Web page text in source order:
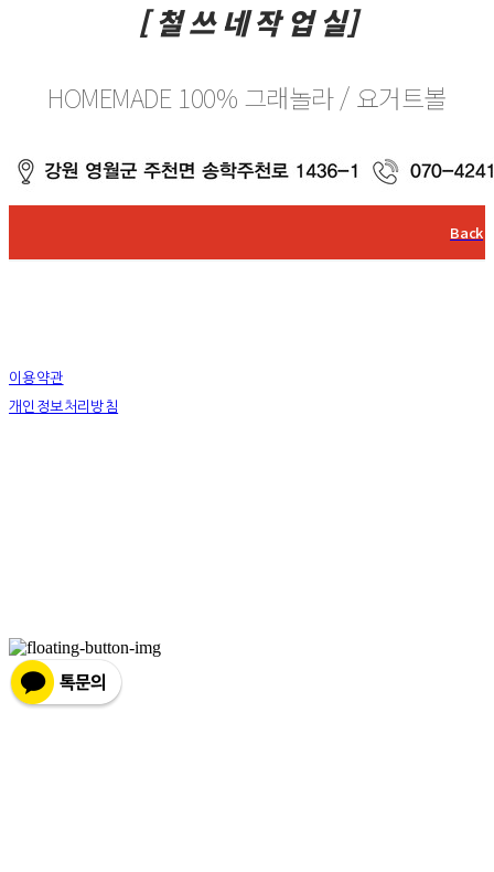
[ 철 쓰 네 작 업 실]
HOMEMADE 100% 그래놀라 / 요거트볼
Back
이용약관
개인정보처리방침